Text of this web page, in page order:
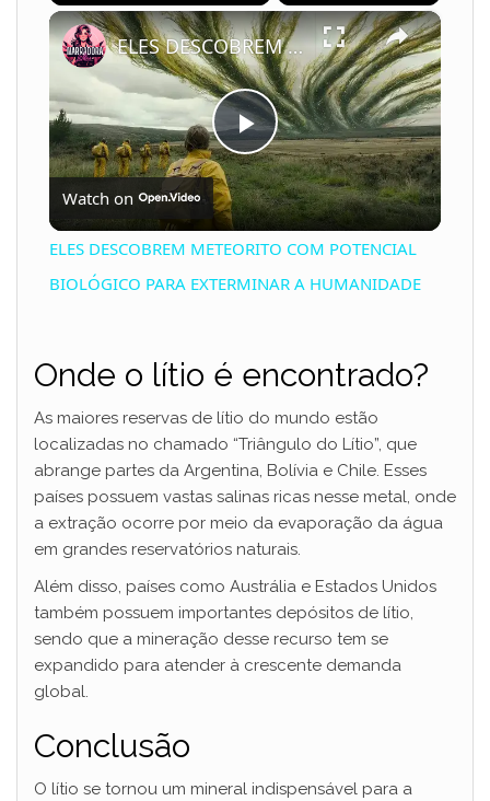
Play Unmute Fullscreen ×
P
l
a
V
i
d
e
o
ELES DESCOBREM METEORITO COM POTENCIAL BIOLÓGICO PARA EXTERMINAR A HUMANIDADE
Watch on
ELES DESCOBREM METEORITO COM POTENCIAL
BIOLÓGICO PARA EXTERMINAR A HUMANIDADE
Onde o lítio é encontrado?
As maiores reservas de lítio do mundo estão
localizadas no chamado “Triângulo do Lítio”, que
abrange partes da Argentina, Bolívia e Chile. Esses
países possuem vastas salinas ricas nesse metal, onde
a extração ocorre por meio da evaporação da água
em grandes reservatórios naturais.
Além disso, países como Austrália e Estados Unidos
também possuem importantes depósitos de lítio,
sendo que a mineração desse recurso tem se
expandido para atender à crescente demanda
global.
Conclusão
O lítio se tornou um mineral indispensável para a